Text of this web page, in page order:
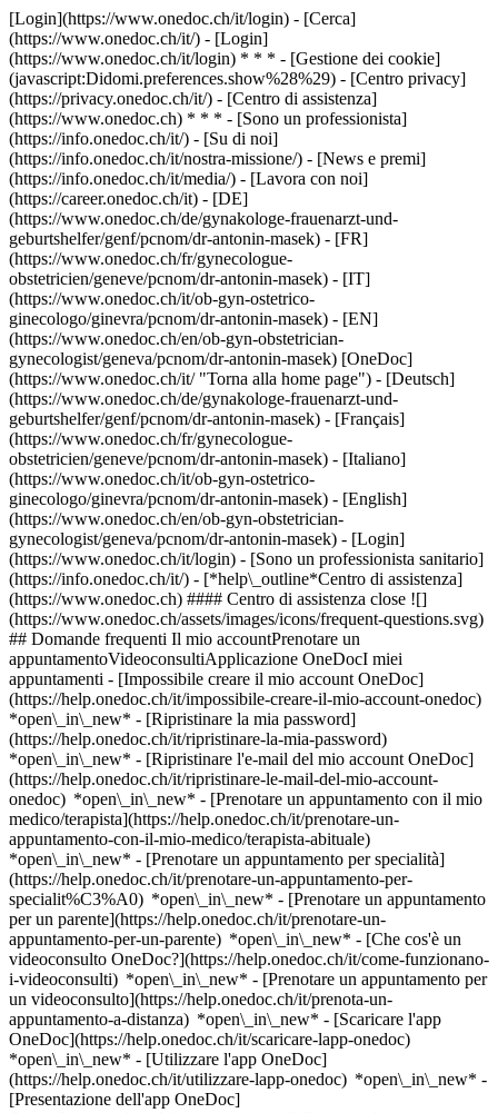
[Login](https://www.onedoc.ch/it/login) - [Cerca]
(https://www.onedoc.ch/it/) - [Login]
(https://www.onedoc.ch/it/login) * * * - [Gestione dei cookie]
(javascript:Didomi.preferences.show%28%29) - [Centro privacy]
(https://privacy.onedoc.ch/it/) - [Centro di assistenza]
(https://www.onedoc.ch) * * * - [Sono un professionista]
(https://info.onedoc.ch/it/) - [Su di noi]
(https://info.onedoc.ch/it/nostra-missione/) - [News e premi]
(https://info.onedoc.ch/it/media/) - [Lavora con noi]
(https://career.onedoc.ch/it) - [DE]
(https://www.onedoc.ch/de/gynakologe-frauenarzt-und-
geburtshelfer/genf/pcnom/dr-antonin-masek) - [FR]
(https://www.onedoc.ch/fr/gynecologue-
obstetricien/geneve/pcnom/dr-antonin-masek) - [IT]
(https://www.onedoc.ch/it/ob-gyn-ostetrico-
ginecologo/ginevra/pcnom/dr-antonin-masek) - [EN]
(https://www.onedoc.ch/en/ob-gyn-obstetrician-
gynecologist/geneva/pcnom/dr-antonin-masek) [OneDoc]
(https://www.onedoc.ch/it/ "Torna alla home page") - [Deutsch]
(https://www.onedoc.ch/de/gynakologe-frauenarzt-und-
geburtshelfer/genf/pcnom/dr-antonin-masek) - [Français]
(https://www.onedoc.ch/fr/gynecologue-
obstetricien/geneve/pcnom/dr-antonin-masek) - [Italiano]
(https://www.onedoc.ch/it/ob-gyn-ostetrico-
ginecologo/ginevra/pcnom/dr-antonin-masek) - [English]
(https://www.onedoc.ch/en/ob-gyn-obstetrician-
gynecologist/geneva/pcnom/dr-antonin-masek) - [Login]
(https://www.onedoc.ch/it/login) - [Sono un professionista sanitario]
(https://info.onedoc.ch/it/) - [*help\_outline*Centro di assistenza]
(https://www.onedoc.ch) #### Centro di assistenza close ![]
(https://www.onedoc.ch/assets/images/icons/frequent-questions.svg)
## Domande frequenti Il mio accountPrenotare un
appuntamentoVideoconsultiApplicazione OneDocI miei
appuntamenti - [Impossibile creare il mio account OneDoc]
(https://help.onedoc.ch/it/impossibile-creare-il-mio-account-onedoc)
*open\_in\_new* - [Ripristinare la mia password]
(https://help.onedoc.ch/it/ripristinare-la-mia-password)
*open\_in\_new* - [Ripristinare l'e-mail del mio account OneDoc]
(https://help.onedoc.ch/it/ripristinare-le-mail-del-mio-account-
onedoc) *open\_in\_new* - [Prenotare un appuntamento con il mio
medico/terapista](https://help.onedoc.ch/it/prenotare-un-
appuntamento-con-il-mio-medico/terapista-abituale)
*open\_in\_new* - [Prenotare un appuntamento per specialità]
(https://help.onedoc.ch/it/prenotare-un-appuntamento-per-
specialit%C3%A0) *open\_in\_new* - [Prenotare un appuntamento
per un parente](https://help.onedoc.ch/it/prenotare-un-
appuntamento-per-un-parente) *open\_in\_new* - [Che cos'è un
videoconsulto OneDoc?](https://help.onedoc.ch/it/come-funzionano-
i-videoconsulti) *open\_in\_new* - [Prenotare un appuntamento per
un videoconsulto](https://help.onedoc.ch/it/prenota-un-
appuntamento-a-distanza) *open\_in\_new* - [Scaricare l'app
OneDoc](https://help.onedoc.ch/it/scaricare-lapp-onedoc)
*open\_in\_new* - [Utilizzare l'app OneDoc]
(https://help.onedoc.ch/it/utilizzare-lapp-onedoc) *open\_in\_new* -
[Presentazione dell'app OneDoc]